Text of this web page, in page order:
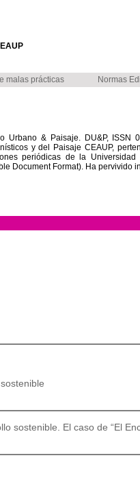
malas prácticas Normas
Urbano & Paisaje. DU&P,
y del Paisaje CEAUP,
periódicas de la
Document Format). Ha pervivido
sostenible. El caso de “El